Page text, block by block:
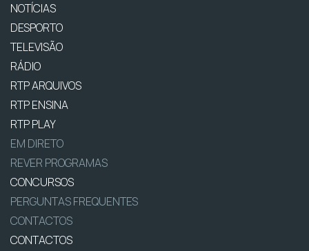
NOTÍCIAS
DESPORTO
TELEVISÃO
RÁDIO
RTP ARQUIVOS
RTP ENSINA
RTP PLAY
EM DIRETO
REVER PROGRAMAS
CONCURSOS
PERGUNTAS FREQUENTES
CONTACTOS
CONTACTOS